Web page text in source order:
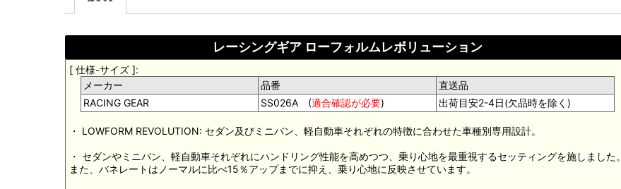
レーシングギア ローフォルムレボリューション
[ 仕様-サイズ ]:
メーカー
品番
直送品
RACING GEAR
SS026A (適合確認が必要) 出荷目安2-4日(欠品時を除く)
・ LOWFORM REVOLUTION: セダン及びミニバン、軽自動車それぞれの特徴に合わせた車種別専用設計。
・ セダンやミニバン、軽自動車それぞれにハンドリング性能を高めつつ、乗り心地を最重視するセッティングを施しました。
また、バネレートはノーマルに比べ15％アップまでに抑え、乗り心地に反映させています。